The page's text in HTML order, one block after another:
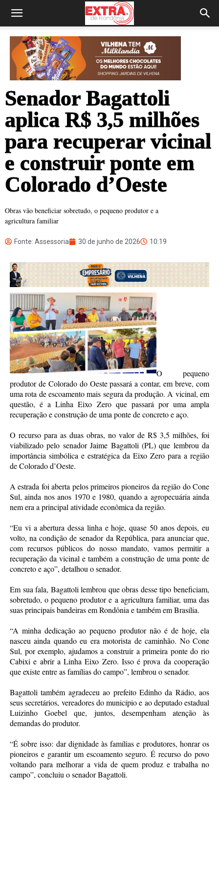
Senador Bagattoli
aplica R$ 3,5 milhões
para recuperar vicinal
e construir ponte em
Colorado d’Oeste
Obras vão beneficiar sobretudo, o pequeno produtor e a
agricultura familiar
Fonte: Assessoria 30 de junho de 2026 10:19
O pequeno
produtor de Colorado do Oeste passará a contar, em breve, com
uma rota de escoamento mais segura da produção. A vicinal, em
questão, é a Linha Eixo Zero que passará por uma ampla
recuperação e construção de uma ponte de concreto e aço.
O recurso para as duas obras, no valor de R$ 3,5 milhões, foi
viabilizado pelo senador Jaime Bagattoli (PL) que lembrou da
importância simbólica e estratégica da Eixo Zero para a região
de Colorado d’Oeste.
A estrada foi aberta pelos primeiros pioneiros da região do Cone
Sul, ainda nos anos 1970 e 1980, quando a agropecuária ainda
nem era a principal atividade econômica da região.
“Eu vi a abertura dessa linha e hoje, quase 50 anos depois, eu
volto, na condição de senador da República, para anunciar que,
com recursos públicos do nosso mandato, vamos permitir a
recuperação da vicinal e também a construção de uma ponte de
concreto e aço”, detalhou o senador.
Em sua fala, Bagattoli lembrou que obras desse tipo beneficiam,
sobretudo, o pequeno produtor e a agricultura familiar, uma das
suas principais bandeiras em Rondônia e também em Brasília.
“A minha dedicação ao pequeno produtor não é de hoje, ela
nasceu ainda quando eu era motorista de caminhão. No Cone
Sul, por exemplo, ajudamos a construir a primeira ponte do rio
Cabixi e abrir a Linha Eixo Zero. Isso é prova da cooperação
que existe entre as famílias do campo”, lembrou o senador.
Bagattoli também agradeceu ao prefeito Edinho da Rádio, aos
seus secretários, vereadores do município e ao deputado estadual
Luizinho Goebel que, juntos, desempenham atenção às
demandas do produtor.
“É sobre isso: dar dignidade às famílias e produtores, honrar os
pioneiros e garantir um escoamento seguro. É recurso do povo
voltando para melhorar a vida de quem produz e trabalha no
campo”, concluiu o senador Bagattoli.